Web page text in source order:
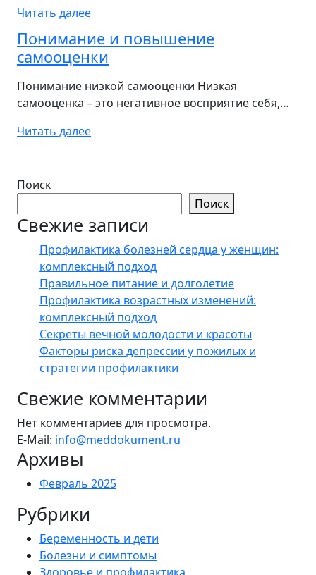
Читать далее
Понимание и повышение
самооценки
Понимание низкой самооценки Низкая
самооценка – это негативное восприятие себя,…
Читать далее
Поиск
Поиск
Свежие записи
Профилактика болезней сердца у женщин:
комплексный подход
Правильное питание и долголетие
Профилактика возрастных изменений:
комплексный подход
Секреты вечной молодости и красоты
Факторы риска депрессии у пожилых и
стратегии профилактики
Свежие комментарии
Нет комментариев для просмотра.
E-Mail: info@meddokument.ru
Архивы
Февраль 2025
Рубрики
Беременность и дети
Болезни и симптомы